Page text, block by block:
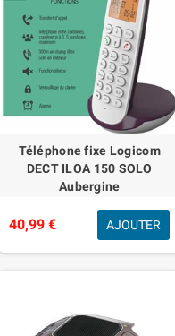
Téléphone fixe Logicom
DECT ILOA 150 SOLO
Aubergine
40,99 € AJOUTER